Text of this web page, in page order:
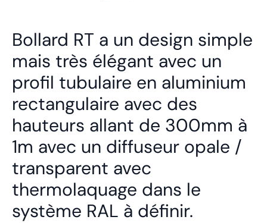
Bollard RT a un design simple
mais très élégant avec un
profil tubulaire en aluminium
rectangulaire avec des
hauteurs allant de 300mm à
1m avec un diffuseur opale /
transparent avec
thermolaquage dans le
système RAL à définir.